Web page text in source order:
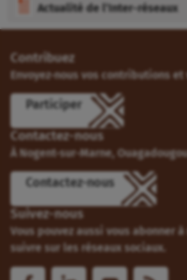
Actualité de l’Inter-réseaux
Contribuez
Envoyez-nous vos contributions et
Participer
Contactez-nous
À Nogent-sur-Marne,
Contactez-nous
Suivez-nous
Vous pouvez aussi vous abonner
suivre sur les réseaux sociaux.